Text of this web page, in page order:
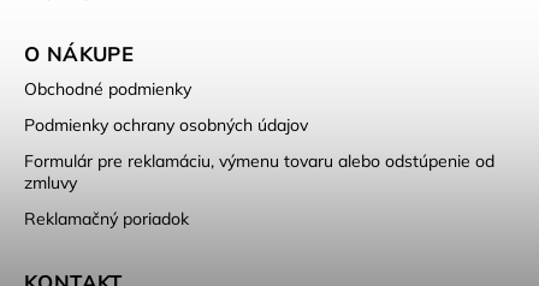
O NÁKUPE
Obchodné podmienky
Podmienky ochrany osobných údajov
Formulár pre reklamáciu, výmenu tovaru alebo odstúpenie od
zmluvy
Reklamačný poriadok